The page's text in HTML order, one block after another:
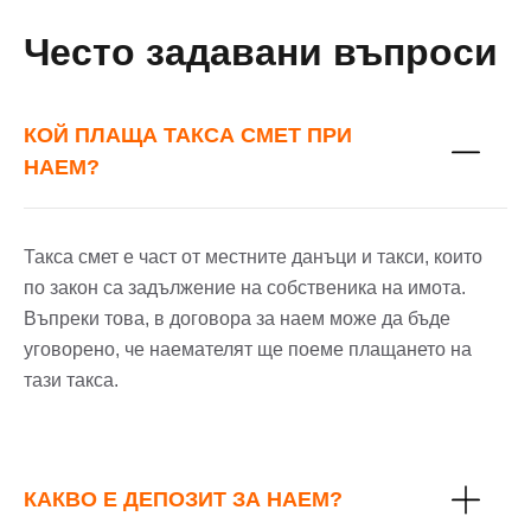
Често задавани въпроси
КОЙ ПЛАЩА ТАКСА СМЕТ ПРИ
НАЕМ?
Такса смет е част от местните данъци и такси, които
по закон са задължение на собственика на имота.
Въпреки това, в договора за наем може да бъде
уговорено, че наемателят ще поеме плащането на
тази такса.
КАКВО Е ДЕПОЗИТ ЗА НАЕМ?